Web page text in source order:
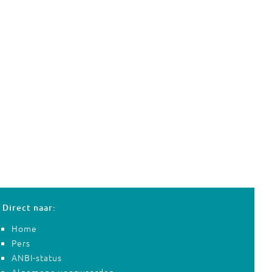
Direct naar:
Home
Pers
ANBI-status